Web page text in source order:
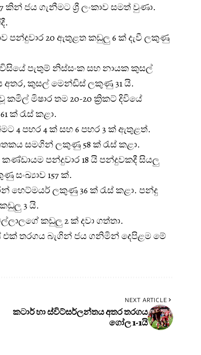
ජය ගැනීමට ශ්‍රී ලංකාව සමත් වුණා.
පන්දුවාර 20 ඇතුළත කඩුලු 6 ක් දැවී ලකුණු
පැතුම් නිස්සංක සහ නායක කුසල්
අතර, කුසල් මෙන්ඩිස් ලකුණු 31 යි.
කමිල් මිෂාර තම 20-20 ක්‍රිකට් දිවියේ
ක් රැස් කළා.
4 පහර 4 ක් සහ 6 පහර 3 ක් ඇතුළත්.
සමගින් ලකුණු 58 ක් රැස් කළා.
පන්දුවාර 18 යි පන්දුවකදී සියලු
සංඛ්‍යාව 157 ක්.
ලකුණු 36 ක් රැස් කළා. පන්දු
3 යි.
කඩුලු 2 ක් දවා ගත්තා.
තරගය බැගින් ජය ගනිමින් දෙපිළම මේ
NEXT ARTICLE
කටාර් හා ස්විට්සර්ලන්තය අතර තරගය
ගෝල 1-1යි